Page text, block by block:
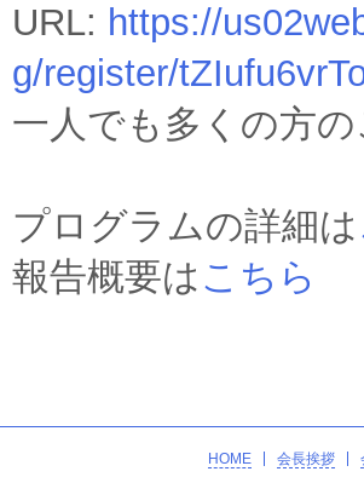
URL: https://
g/register/
一人でも多くの方
プログラムの詳細は
報告概要は こちら
HOME 会長挨拶